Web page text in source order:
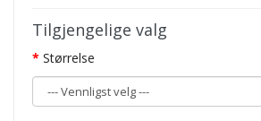
Tilgjengelige valg
Størrelse